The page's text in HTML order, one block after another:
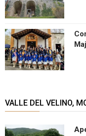
VALLE DEL VELINO,